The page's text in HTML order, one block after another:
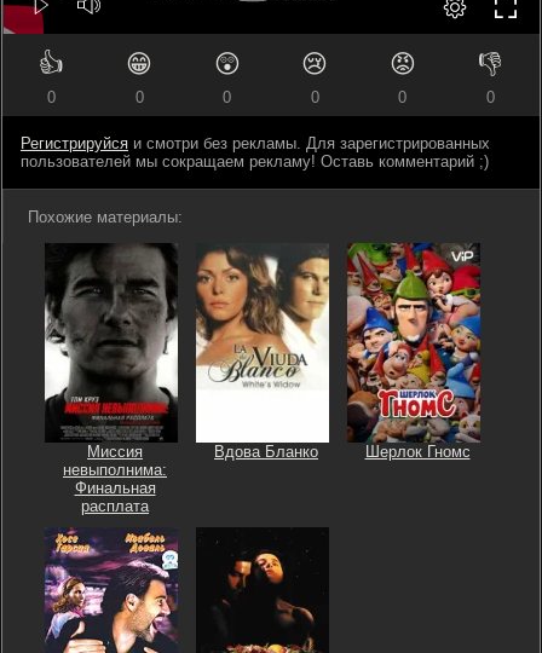
👍
0
😁
0
😲
0
😢
0
😡
0
👎
0
Регистрируйся и смотри без рекламы. Для зарегистрированных
пользователей мы сокращаем рекламу! Оставь комментарий ;)
Похожие материалы:
Миссия
невыполнима:
Финальная
расплата
Вдова Бланко Шерлок Гномс